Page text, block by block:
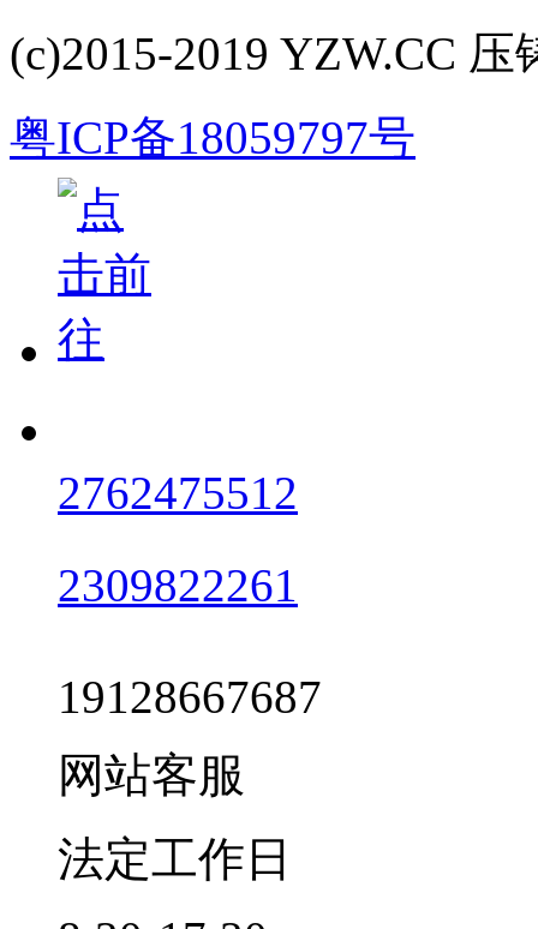
(c)2015-2019 YZW.CC 压
粤ICP备18059797号
2762475512
2309822261
19128667687
网站客服
法定工作日